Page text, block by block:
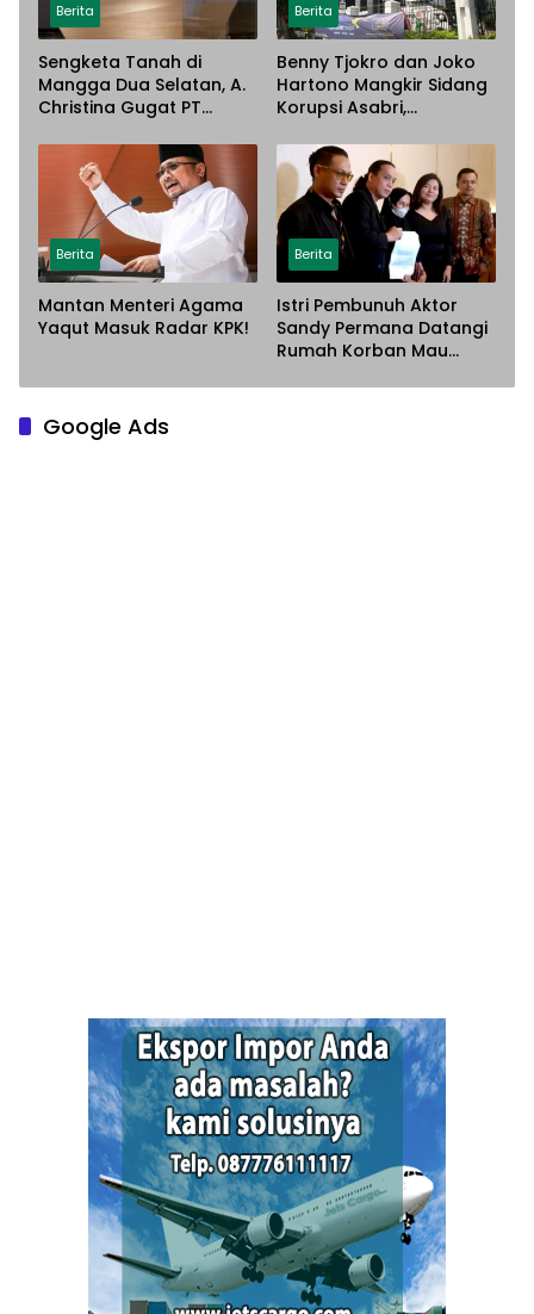
Berita
Sengketa Tanah di
Mangga Dua Selatan, A.
Christina Gugat PT
Dugaan Penyerobotan
Lahan
Berita
Benny Tjokro dan Joko
Hartono Mangkir Sidang
Korupsi Asabri,
Paksa
Berita
Mantan Menteri Agama
Yaqut Masuk Radar KPK!
Berita
Istri Pembunuh Aktor
Sandy Permana Datangi
Rumah Korban Mau
Google Ads